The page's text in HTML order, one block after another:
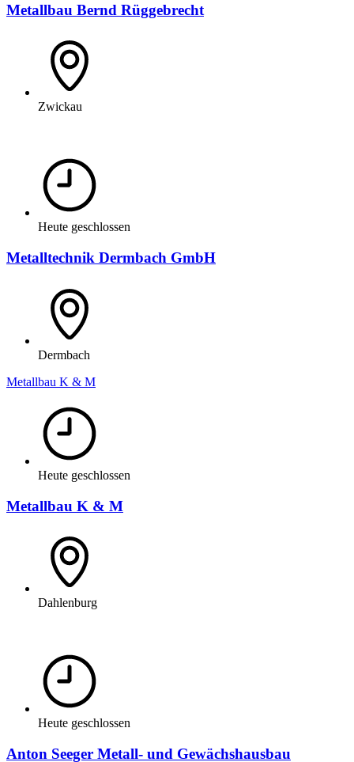
Metallbau Bernd Rüggebrecht
Zwickau
Heute geschlossen
Metalltechnik Dermbach GmbH
Dermbach
Metallbau K & M
Heute geschlossen
Metallbau K & M
Dahlenburg
Heute geschlossen
Anton Seeger Metall- und Gewächshausbau